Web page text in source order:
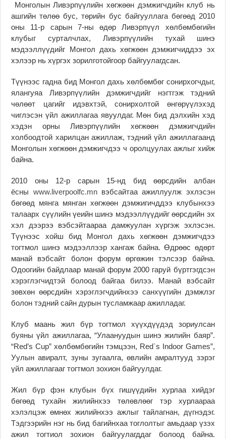
Монголын Ливэрпүүлийн хөгжөөн дэмжигчдийн клуб нь
ашгийн төлөө бус, төрийн бус байгууллага бөгөөд 2010
оны 11-р сарын 7-ны өдөр Ливэрпүүл хөлбөмбөгийн
клубыг сурталчлах, Ливэрпүүлийн тухай шинэ
мэдээллүүдийг Монгол дахь хөгжөөн дэмжигчиддээ эх
хэлээр нь хүргэх зорилготойгоор байгуулагдсан.
Түүнээс гадна бид Монгол дахь хөлбөмбөг сонирхогчдыг,
ялангуяа Ливэрпүүлийн дэмжигчдийг нэгтгэж тэдний
чөлөөт цагийг идэвхтэй, сонирхолтой өнгөрүүлэхэд
чиглэсэн үйл ажиллагаа явуулдаг. Мөн бид дэлхийн хэд
хэдэн орны Ливэрпүүлийн хөгжөөн дэмжигчдийн
холбоодтой харилцан ажиллаж, тэдний үйл ажиллагаанд
Монголын хөгжөөн дэмжигчдээ ч оролцуулах ажлыг хийж
байна.
2010 оны 12-р сарын 15-нд бид өөрсдийн албан
ёсны www.liverpoolfc.mn вэбсайтаа ажиллуулж эхлэсэн
бөгөөд мянга мянган хөгжөөн дэмжигичддээ клубынхээ
талаарх сүүлийн үеийн шинэ мэдээллүүдийг өөрсдийн эх
хэл дээрээ вэбсэйтаараа дамжуулан хүргэж эхлэсэн.
Түүнээс хойш бид Монгол дахь хөгжөөн дэмжигчдээ
тогтмол шинэ мэдээллээр хангаж байна. Өдрөөс өдөрт
манай вэбсайт болон форум өргөжин тэлсээр байна.
Одоогийн байдлаар манай форум 2000 гаруй бүртгэгдсэн
хэрэглэгчидтэй болоод байгаа билээ. Манай вэбсайт
зөвхөн өөрсдийн хэрэглэгчдийнхээ санхүүгийн дэмжлэг
болон тэдний сайн дурын тусламжаар ажилладаг.
Клуб маань жил бүр тогтмол хүүхдүүдэд зориулсан
буяны үйл ажиллагаа, “Улаануудын шинэ жилийн баяр”.
“Red’s Cup” хөлбөмбөгийн тэмцээн, Red`s Indoor Games”,
Уулын авиралт, зуны зугаалга, өвлийн амралтууд зэрэг
үйл ажиллагааг тогтмол зохион байгуулдаг.
Жил бүр фэн клубын бүх гишүүдийн хурлаа хийдэг
бөгөөд тухайн жилийнхээ төлөвлөөг тэр хурлаараа
хэлэлцэж өмнөх жилийнхээ ажлыг тайлагнан, дүгнэдэг.
Тэдгээрийн нэг нь бид багийнхаа тоглолтыг амьдаар үзэх
ажил тогтиол зохион байгуулагддаг болоод байна.